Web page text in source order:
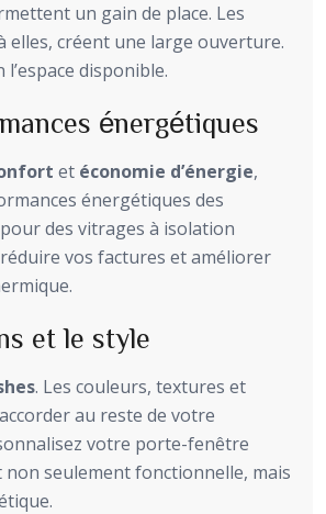
un gain de place. Les
elles, créent une large ouverture.
disponible.
énergétiques
et économie d’énergie,
énergétiques des
des vitrages à isolation
vos factures et améliorer
et le style
. Les couleurs, textures et
au reste de votre
votre porte-fenêtre
non seulement fonctionnelle, mais